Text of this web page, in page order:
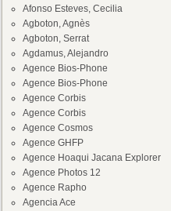
Afonso Esteves, Cecilia
Agboton, Agnès
Agboton, Serrat
Agdamus, Alejandro
Agence Bios-Phone
Agence Bios-Phone
Agence Corbis
Agence Corbis
Agence Cosmos
Agence GHFP
Agence Hoaqui Jacana Explorer
Agence Photos 12
Agence Rapho
Agencia Ace